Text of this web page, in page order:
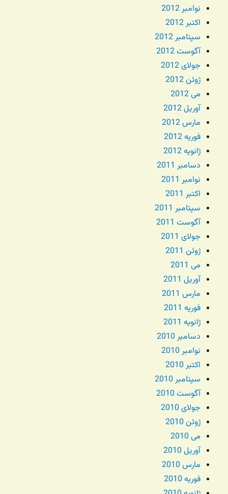
نوامبر 2012
اکتبر 2012
سپتامبر 2012
آگوست 2012
جولای 2012
ژوئن 2012
می 2012
آوریل 2012
مارس 2012
فوریه 2012
ژانویه 2012
دسامبر 2011
نوامبر 2011
اکتبر 2011
سپتامبر 2011
آگوست 2011
جولای 2011
ژوئن 2011
می 2011
آوریل 2011
مارس 2011
فوریه 2011
ژانویه 2011
دسامبر 2010
نوامبر 2010
اکتبر 2010
سپتامبر 2010
آگوست 2010
جولای 2010
ژوئن 2010
می 2010
آوریل 2010
مارس 2010
فوریه 2010